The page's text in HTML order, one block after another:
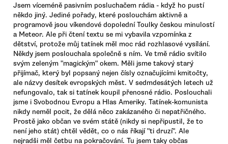
Jsem víceméně pasivním posluchačem rádia - když ho pustí
někdo jiný. Jediné pořady, které poslouchám aktivně a
programově jsou víkendové dopolední Toulky českou minulostí
a Meteor. Ale při čtení textu se mi vybavila vzpomínka z
dětství, protože můj tatínek měl moc rád rozhlasové vysílání.
Někdy jsem poslouchala společně s ním. Ve tmě rádio svítilo
svým zeleným "magickým" okem. Měli jsme takový starý
přijímač, který byl popsaný nejen čísly označujícími kmitočty,
ale názvy desítek evropských měst. V sedmdesátých letech už
nefungovalo, tak si tatínek koupil přenosné rádio. Poslouchali
jsme i Svobodnou Evropu a Hlas Ameriky. Tatínek-komunista
nikdy neměl pocit, že dělá něco zakázaného či nepatřičného.
Prostě jako občan ve svém státě (nikdy si nepřipustil, že to
není jeho stát) chtěl vědět, co o nás říkají "ti druzí". Ale
nejradši měl četbu na pokračování. Tu jsem taky občas